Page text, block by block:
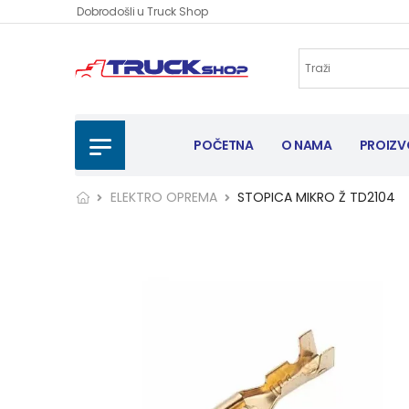
Dobrodošli u Truck Shop
POČETNA O NAMA
ELEKTRO OPREMA STOPICA MIKRO Ž TD2104